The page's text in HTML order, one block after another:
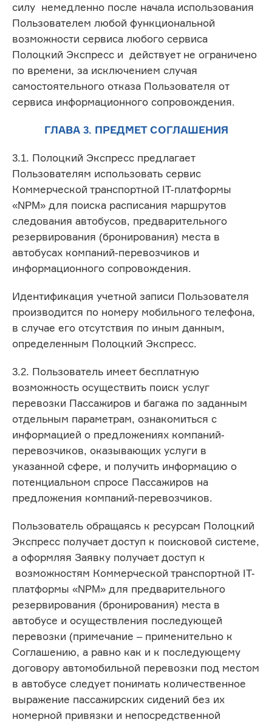
силу немедленно после начала использования
Пользователем любой функциональной
возможности сервиса любого сервиса
Полоцкий Экспресс и действует не ограничено
по времени, за исключением случая
самостоятельного отказа Пользователя от
сервиса информационного сопровождения.
ГЛАВА 3. ПРЕДМЕТ СОГЛАШЕНИЯ
3.1. Полоцкий Экспресс предлагает
Пользователям использовать сервис
Коммерческой транспортной IT-платформы
«NPM» для поиска расписания маршрутов
следования автобусов, предварительного
резервирования (бронирования) места в
автобусах компаний-перевозчиков и
информационного сопровождения.
Идентификация учетной записи Пользователя
производится по номеру мобильного телефона,
в случае его отсутствия по иным данным,
определенным Полоцкий Экспресс.
3.2. Пользователь имеет бесплатную
возможность осуществить поиск услуг
перевозки Пассажиров и багажа по заданным
отдельным параметрам, ознакомиться с
информацией о предложениях компаний-
перевозчиков, оказывающих услуги в
указанной сфере, и получить информацию о
потенциальном спросе Пассажиров на
предложения компаний-перевозчиков.
Пользователь обращаясь к ресурсам Полоцкий
Экспресс получает доступ к поисковой системе,
а оформляя Заявку получает доступ к
возможностям Коммерческой транспортной IT-
платформы «NPM» для предварительного
резервирования (бронирования) места в
автобусе и осуществления последующей
перевозки (примечание – применительно к
Соглашению, а равно как и к последующему
договору автомобильной перевозки под местом
в автобусе следует понимать количественное
выражение пассажирских сидений без их
номерной привязки и непосредственной